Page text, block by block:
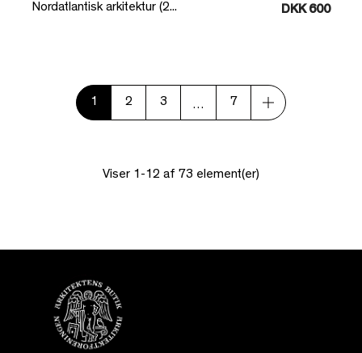
Nordatlantisk arkitektur (2... DKK 600
1 2 3 … 7
Viser 1-12 af 73 element(er)